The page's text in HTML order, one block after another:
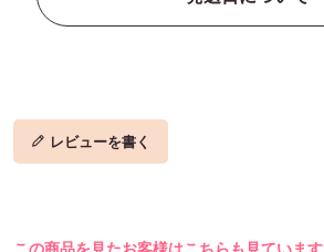
レビューを書く